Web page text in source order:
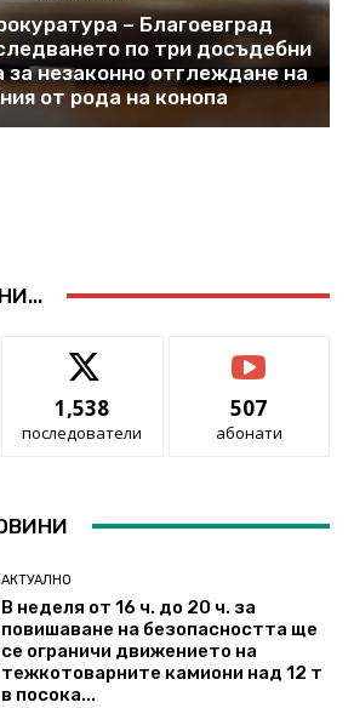
– Благоевград
по три досъдебни
за незаконно отглеждане на
от рода на конопа
1,538
последователи
507
абонати
АКТУАЛНО
В неделя от 16 ч. до 20 ч. за
повишаване на безопасността ще
се ограничи движението на
тежкотоварните камиони над 12 т
в посока...